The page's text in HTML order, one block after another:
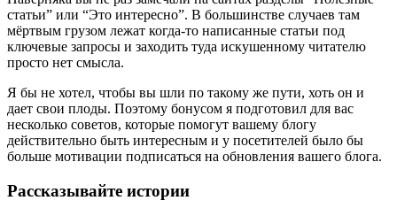
статьи” или “Это интересно”. В большинстве случаев там
мёртвым грузом лежат когда-то написанные статьи под
ключевые запросы и заходить туда искушенному читателю
просто нет смысла.
Я бы не хотел, чтобы вы шли по такому же пути, хоть он и
дает свои плоды. Поэтому бонусом я подготовил для вас
несколько советов, которые помогут вашему блогу
действительно быть интересным и у посетителей было бы
больше мотивации подписаться на обновления вашего блога.
Рассказывайте истории